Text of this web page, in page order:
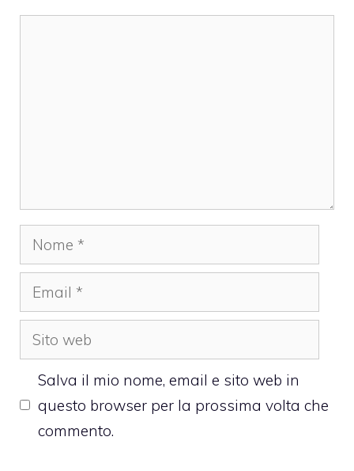
Nome
Email
Sito
web
Salva il mio nome, email e sito web in
questo browser per la prossima volta che
commento.